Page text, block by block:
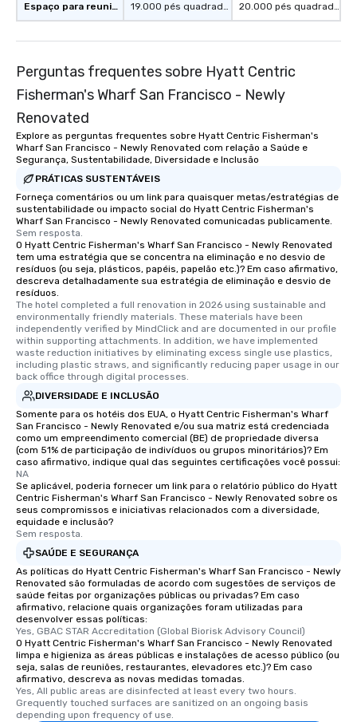
Espaço para reuniões 19.000 pés quadrados 20.000 pés quadrados
Perguntas frequentes sobre Hyatt Centric
Fisherman's Wharf San Francisco - Newly
Renovated
Explore as perguntas frequentes sobre Hyatt Centric Fisherman's
Wharf San Francisco - Newly Renovated com relação a Saúde e
Segurança, Sustentabilidade, Diversidade e Inclusão
PRÁTICAS SUSTENTÁVEIS
Forneça comentários ou um link para quaisquer metas/estratégias de
sustentabilidade ou impacto social do Hyatt Centric Fisherman's
Wharf San Francisco - Newly Renovated comunicadas publicamente.
Sem resposta.
O Hyatt Centric Fisherman's Wharf San Francisco - Newly Renovated
tem uma estratégia que se concentra na eliminação e no desvio de
resíduos (ou seja, plásticos, papéis, papelão etc.)? Em caso afirmativo,
descreva detalhadamente sua estratégia de eliminação e desvio de
resíduos.
The hotel completed a full renovation in 2026 using sustainable and
environmentally friendly materials. These materials have been
independently verified by MindClick and are documented in our profile
within supporting attachments. In addition, we have implemented
waste reduction initiatives by eliminating excess single use plastics,
including plastic straws, and significantly reducing paper usage in our
back office through digital processes.
DIVERSIDADE E INCLUSÃO
Somente para os hotéis dos EUA, o Hyatt Centric Fisherman's Wharf
San Francisco - Newly Renovated e/ou sua matriz está credenciada
como um empreendimento comercial (BE) de propriedade diversa
(com 51% de participação de indivíduos ou grupos minoritários)? Em
caso afirmativo, indique qual das seguintes certificações você possui:
NA
Se aplicável, poderia fornecer um link para o relatório público do Hyatt
Centric Fisherman's Wharf San Francisco - Newly Renovated sobre os
seus compromissos e iniciativas relacionados com a diversidade,
equidade e inclusão?
Sem resposta.
SAÚDE E SEGURANÇA
As políticas do Hyatt Centric Fisherman's Wharf San Francisco - Newly
Renovated são formuladas de acordo com sugestões de serviços de
saúde feitas por organizações públicas ou privadas? Em caso
afirmativo, relacione quais organizações foram utilizadas para
desenvolver essas políticas:
Yes, GBAC STAR Accreditation (Global Biorisk Advisory Council)
O Hyatt Centric Fisherman's Wharf San Francisco - Newly Renovated
limpa e higieniza as áreas públicas e instalações de acesso público (ou
seja, salas de reuniões, restaurantes, elevadores etc.)? Em caso
afirmativo, descreva as novas medidas tomadas.
Yes, All public areas are disinfected at least every two hours.
Grequently touched surfaces are sanitized on an ongoing basis
depending upon frequency of use.